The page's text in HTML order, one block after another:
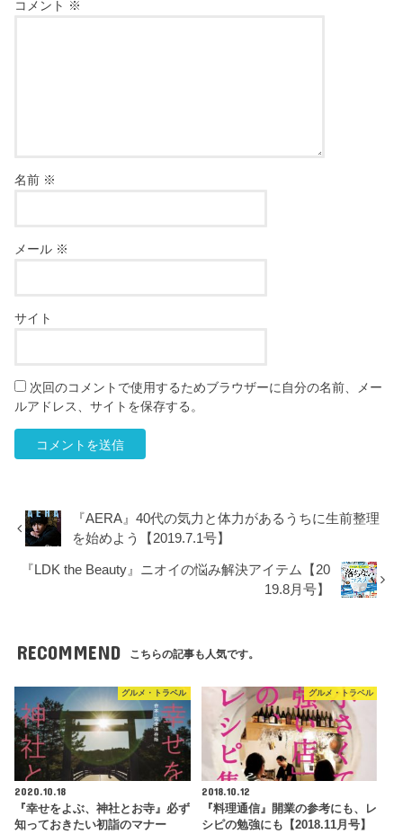
コメント ※
名前 ※
メール ※
サイト
次回のコメントで使用するためブラウザーに自分の名前、メー
ルアドレス、サイトを保存する。
『AERA』40代の気力と体力があるうちに生前整理
を始めよう【2019.7.1号】
『LDK the Beauty』ニオイの悩み解決アイテム【20
19.8月号】
RECOMMEND こちらの記事も人気です。
グルメ・トラベル
2020.10.18
『幸せをよぶ、神社とお寺』必ず
知っておきたい初詣のマナー
グルメ・トラベル
2018.10.12
『料理通信』開業の参考にも、レ
シピの勉強にも【2018.11月号】